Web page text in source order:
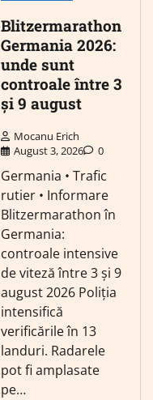
Blitzermarathon
Germania 2026:
unde sunt
controale între 3
și 9 august
Mocanu Erich
August 3, 2026
0
Germania • Trafic
rutier • Informare
Blitzermarathon în
Germania:
controale intensive
de viteză între 3 și 9
august 2026 Poliția
intensifică
verificările în 13
landuri. Radarele
pot fi amplasate
pe…